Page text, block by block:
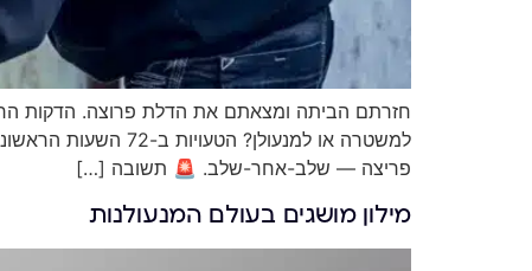
חזרתם הביתה ומצאתם את הדלת פרוצה. הדקות
למשטרה או
פריצה — שלב-אחר-שלב. 🚨 תשובה […]
מילון מושגים בעולם המנעולנות